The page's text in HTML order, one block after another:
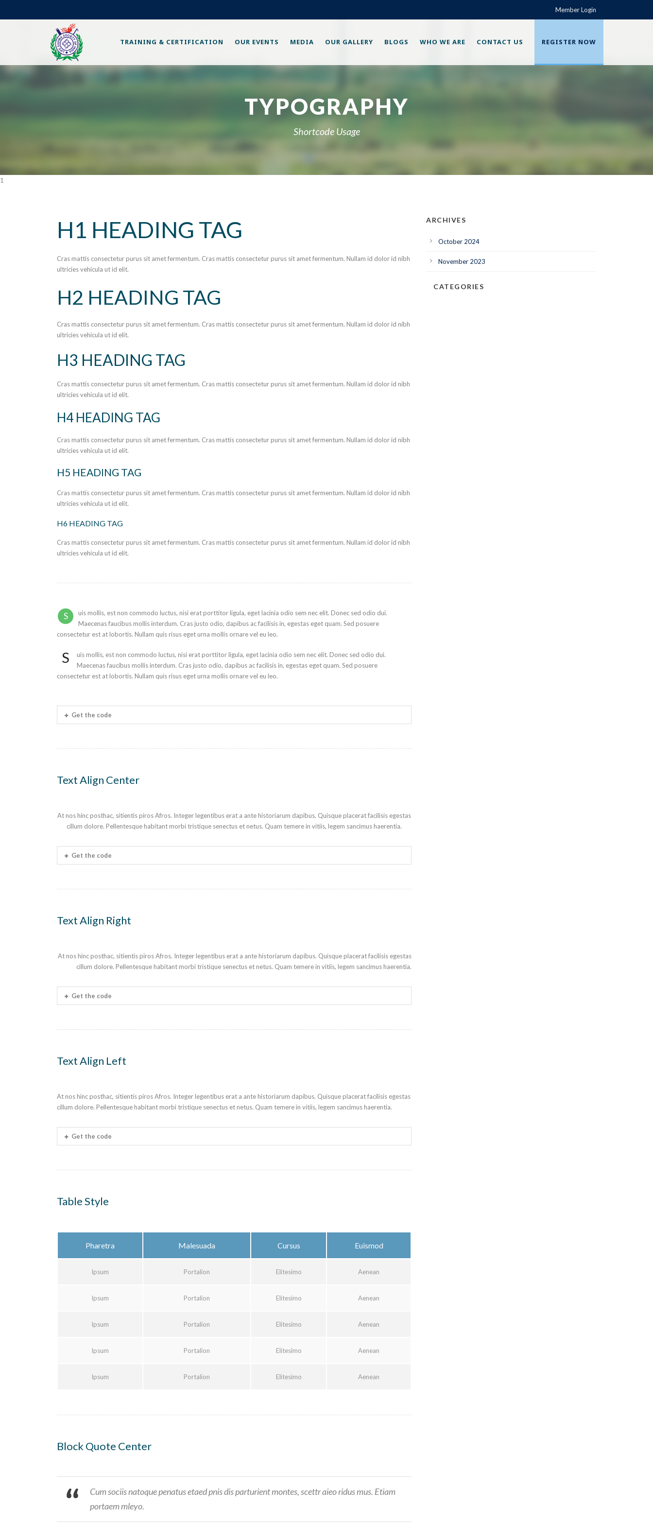
Member Login
TRAINING & CERTIFICATION OUR EVENTS MEDIA OUR GALLERY BLOGS WHO WE ARE CONTACT US REGISTER NOW
TYPOGRAPHY
Shortcode Usage
1
H1 HEADING TAG
Cras mattis consectetur purus sit amet fermentum. Cras mattis consectetur purus sit amet fermentum. Nullam id dolor id nibh
ultricies vehicula ut id elit.
H2 HEADING TAG
Cras mattis consectetur purus sit amet fermentum. Cras mattis consectetur purus sit amet fermentum. Nullam id dolor id nibh
ultricies vehicula ut id elit.
H3 HEADING TAG
Cras mattis consectetur purus sit amet fermentum. Cras mattis consectetur purus sit amet fermentum. Nullam id dolor id nibh
ultricies vehicula ut id elit.
H4 HEADING TAG
Cras mattis consectetur purus sit amet fermentum. Cras mattis consectetur purus sit amet fermentum. Nullam id dolor id nibh
ultricies vehicula ut id elit.
H5 HEADING TAG
Cras mattis consectetur purus sit amet fermentum. Cras mattis consectetur purus sit amet fermentum. Nullam id dolor id nibh
ultricies vehicula ut id elit.
H6 HEADING TAG
Cras mattis consectetur purus sit amet fermentum. Cras mattis consectetur purus sit amet fermentum. Nullam id dolor id nibh
ultricies vehicula ut id elit.
S
uis mollis, est non commodo luctus, nisi erat porttitor ligula, eget lacinia odio sem nec elit. Donec sed odio dui.
Maecenas faucibus mollis interdum. Cras justo odio, dapibus ac facilisis in, egestas eget quam. Sed posuere
consectetur est at lobortis. Nullam quis risus eget urna mollis ornare vel eu leo.
S
uis mollis, est non commodo luctus, nisi erat porttitor ligula, eget lacinia odio sem nec elit. Donec sed odio dui.
Maecenas faucibus mollis interdum. Cras justo odio, dapibus ac facilisis in, egestas eget quam. Sed posuere
consectetur est at lobortis. Nullam quis risus eget urna mollis ornare vel eu leo.
Get the code
Text Align Center
At nos hinc posthac, sitientis piros Afros. Integer legentibus erat a ante historiarum dapibus. Quisque placerat facilisis egestas
cillum dolore. Pellentesque habitant morbi tristique senectus et netus. Quam temere in vitiis, legem sancimus haerentia.
Get the code
Text Align Right
At nos hinc posthac, sitientis piros Afros. Integer legentibus erat a ante historiarum dapibus. Quisque placerat facilisis egestas
cillum dolore. Pellentesque habitant morbi tristique senectus et netus. Quam temere in vitiis, legem sancimus haerentia.
Get the code
Text Align Left
At nos hinc posthac, sitientis piros Afros. Integer legentibus erat a ante historiarum dapibus. Quisque placerat facilisis egestas
cillum dolore. Pellentesque habitant morbi tristique senectus et netus. Quam temere in vitiis, legem sancimus haerentia.
Get the code
Table Style
Pharetra Malesuada Cursus Euismod
Ipsum Portalion Elitesimo Aenean
Ipsum Portalion Elitesimo Aenean
Ipsum Portalion Elitesimo Aenean
Ipsum Portalion Elitesimo Aenean
Ipsum Portalion Elitesimo Aenean
Block Quote Center
Cum sociis natoque penatus etaed pnis dis parturient montes, scettr aieo ridus mus. Etiam
portaem mleyo.
ARCHIVES
October 2024
November 2023
CATEGORIES